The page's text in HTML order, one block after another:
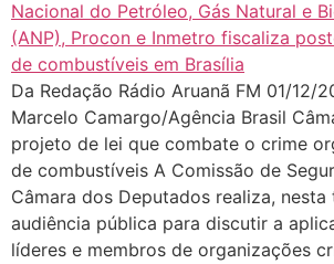
Da Redação Rádio Aruanã FM 01/12/
Marcelo Camargo/Agência Brasil
projeto de lei que combate o crime
de combustíveis A Comissão de
Câmara dos Deputados realiza,
audiência pública para discutir a
líderes e membros de organizações